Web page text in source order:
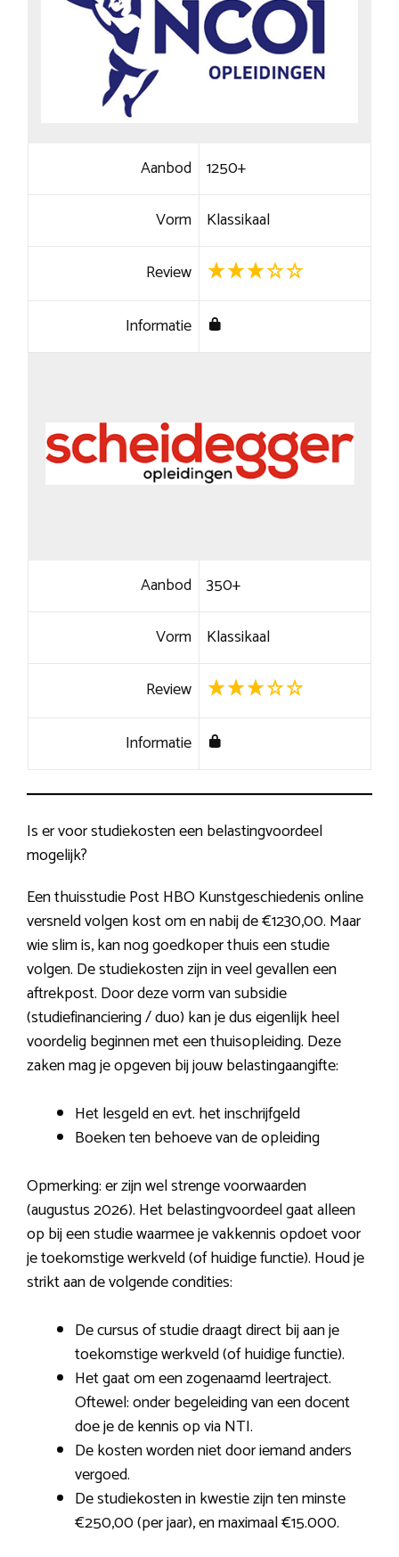
Aanbod 1250+
Vorm Klassikaal
Review
Informatie
Aanbod 350+
Vorm Klassikaal
Review
Informatie
Is er voor studiekosten een belastingvoordeel
mogelijk?
Een thuisstudie Post HBO Kunstgeschiedenis online
versneld volgen kost om en nabij de €1230,00. Maar
wie slim is, kan nog goedkoper thuis een studie
volgen. De studiekosten zijn in veel gevallen een
aftrekpost. Door deze vorm van subsidie
(studiefinanciering / duo) kan je dus eigenlijk heel
voordelig beginnen met een thuisopleiding. Deze
zaken mag je opgeven bij jouw belastingaangifte:
Het lesgeld en evt. het inschrijfgeld
Boeken ten behoeve van de opleiding
Opmerking: er zijn wel strenge voorwaarden
(augustus 2026). Het belastingvoordeel gaat alleen
op bij een studie waarmee je vakkennis opdoet voor
je toekomstige werkveld (of huidige functie). Houd je
strikt aan de volgende condities:
De cursus of studie draagt direct bij aan je
toekomstige werkveld (of huidige functie).
Het gaat om een zogenaamd leertraject.
Oftewel: onder begeleiding van een docent
doe je de kennis op via NTI.
De kosten worden niet door iemand anders
vergoed.
De studiekosten in kwestie zijn ten minste
€250,00 (per jaar), en maximaal €15.000.